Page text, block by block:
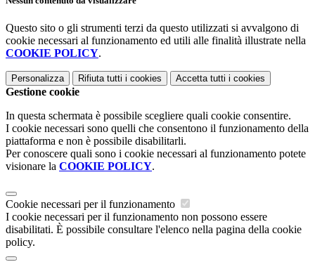
Questo sito o gli strumenti terzi da questo utilizzati si avvalgono di
cookie necessari al funzionamento ed utili alle finalità illustrate nella
COOKIE POLICY.
Personalizza Rifiuta tutti i cookies Accetta tutti i cookies
Gestione cookie
In questa schermata è possibile scegliere quali cookie consentire.
I cookie necessari sono quelli che consentono il funzionamento della
piattaforma e non è possibile disabilitarli.
Per conoscere quali sono i cookie necessari al funzionamento potete
visionare la COOKIE POLICY.
Cookie necessari per il funzionamento
I cookie necessari per il funzionamento non possono essere
disabilitati. È possibile consultare l'elenco nella pagina della cookie
policy.